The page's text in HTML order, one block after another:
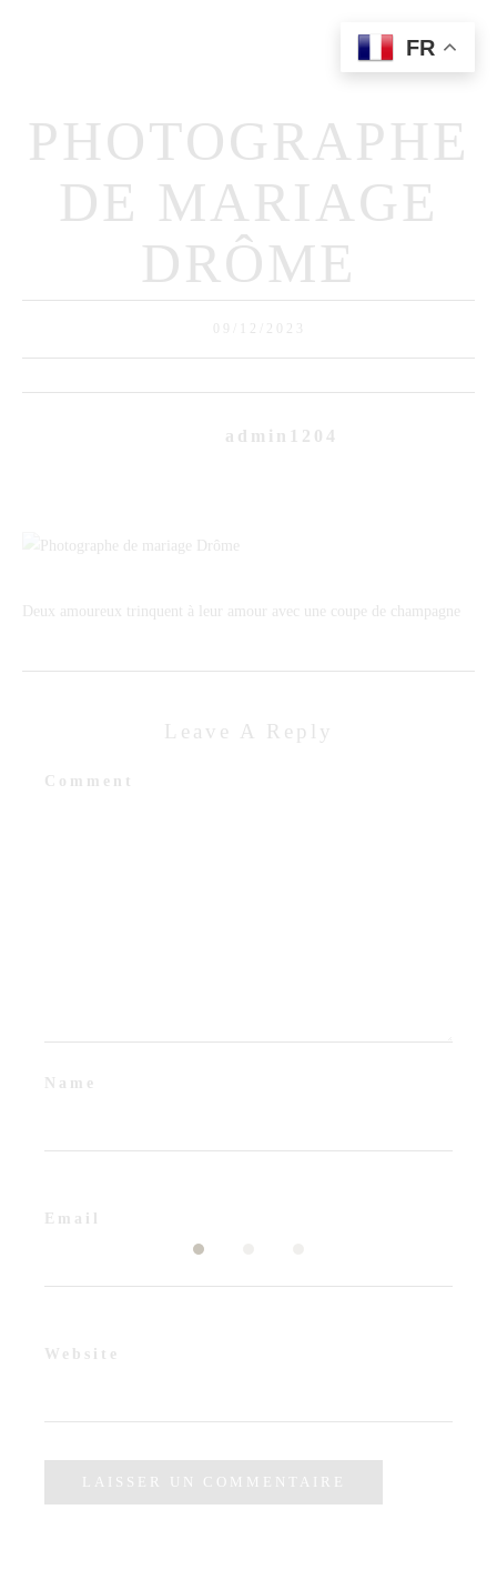
Home
Portfolio
Contact
PHOTOGRAPHE
DE MARIAGE
DRÔME
09/12/2023
admin1204
Deux amoureux trinquent à leur amour avec une coupe de champagne
Leave A Reply
Comment
Name
Email
Website
FR